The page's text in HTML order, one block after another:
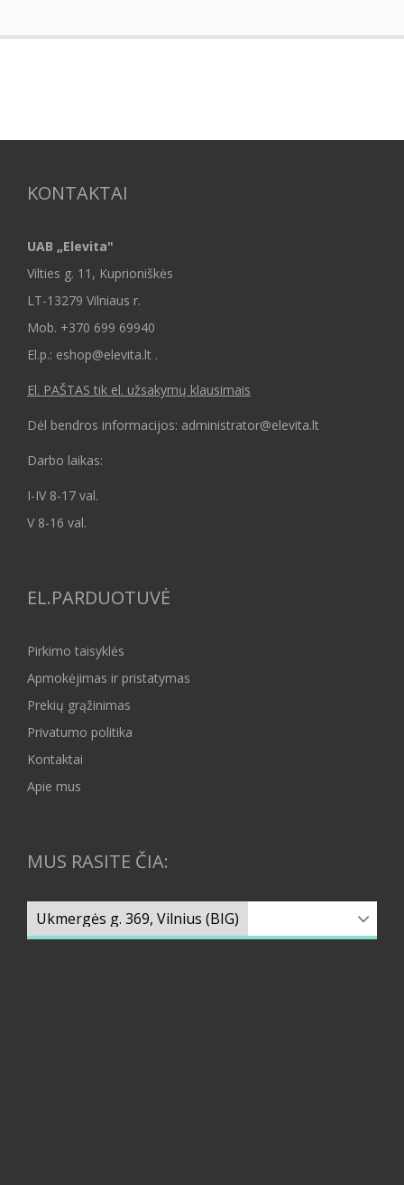
KONTAKTAI
UAB „Elevita"
Vilties g. 11, Kuprioniškės
LT-13279 Vilniaus r.
Mob. +370 699 69940
El.p.: eshop@elevita.lt .
El. PAŠTAS tik el. užsakymų klausimais
Dėl bendros informacijos: administrator@elevita.lt
Darbo laikas:
I-IV 8-17 val.
V 8-16 val.
EL.PARDUOTUVĖ
Pirkimo taisyklės
Apmokėjimas ir pristatymas
Prekių grąžinimas
Privatumo politika
Kontaktai
Apie mus
MUS RASITE ČIA: